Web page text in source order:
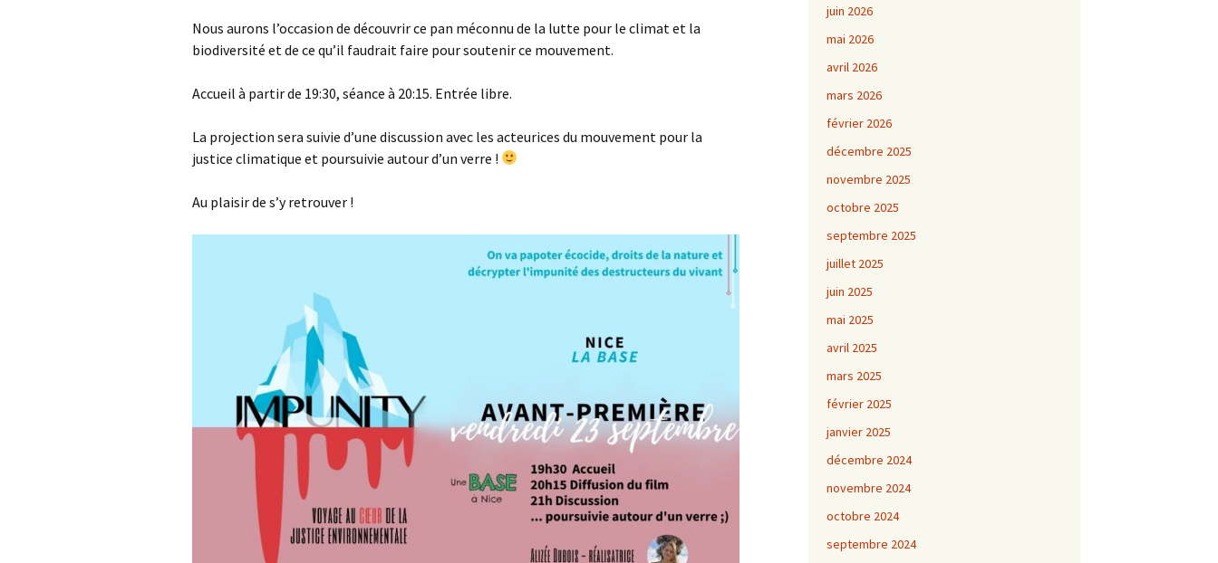
Nous aurons l’occasion de découvrir ce pan méconnu de la lutte pour le climat et la
biodiversité et de ce qu’il faudrait faire pour soutenir ce mouvement.
Accueil à partir de 19:30, séance à 20:15. Entrée libre.
La projection sera suivie d’une discussion avec les acteurices du mouvement pour la
justice climatique et poursuivie autour d’un verre !
Au plaisir de s’y retrouver !
juin 2026
mai 2026
avril 2026
mars 2026
février 2026
décembre 2025
novembre 2025
octobre 2025
septembre 2025
juillet 2025
juin 2025
mai 2025
avril 2025
mars 2025
février 2025
janvier 2025
décembre 2024
novembre 2024
octobre 2024
septembre 2024